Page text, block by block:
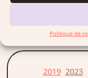
Politique de
2019 2023